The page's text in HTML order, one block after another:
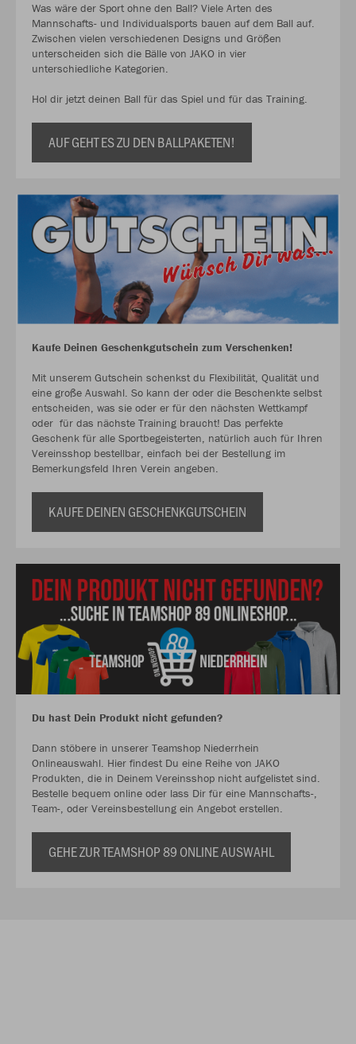
Was wäre der Sport ohne den Ball? Viele Arten des
Mannschafts- und Individualsports bauen auf dem Ball auf.
Zwischen vielen verschiedenen Designs und Größen
unterscheiden sich die Bälle von JAKO in vier
unterschiedliche Kategorien.
Hol dir jetzt deinen Ball für das Spiel und für das Training.
AUF GEHT ES ZU DEN BALLPAKETEN!
Kaufe Deinen Geschenkgutschein zum Verschenken!
Mit unserem Gutschein schenkst du Flexibilität, Qualität und
eine große Auswahl. So kann der oder die Beschenkte selbst
entscheiden, was sie oder er für den nächsten Wettkampf
oder für das nächste Training braucht! Das perfekte
Geschenk für alle Sportbegeisterten, natürlich auch für Ihren
Vereinsshop bestellbar, einfach bei der Bestellung im
Bemerkungsfeld Ihren Verein angeben.
KAUFE DEINEN GESCHENKGUTSCHEIN
Du hast Dein Produkt nicht gefunden?
Dann stöbere in unserer Teamshop Niederrhein
Onlineauswahl. Hier findest Du eine Reihe von JAKO
Produkten, die in Deinem Vereinsshop nicht aufgelistet sind.
Bestelle bequem online oder lass Dir für eine Mannschafts-,
Team-, oder Vereinsbestellung ein Angebot erstellen.
GEHE ZUR TEAMSHOP 89 ONLINE AUSWAHL